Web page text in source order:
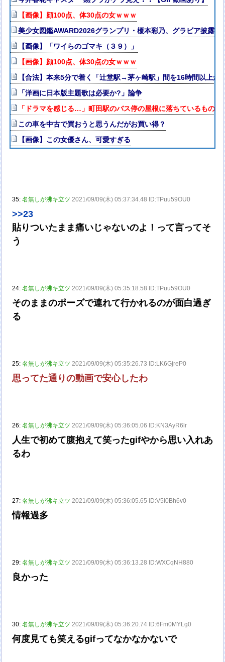
【画像】顔100点、体30点の女ｗｗｗ
美少女図鑑AWARD2026グランプリ・榎本彩乃、グラビア披露！
【画像】「ワイらのゴマキ（３９）」
【画像】顔100点、体30点の女ｗｗｗ
【合法】本来5分で着く「辻堂駅→茅ヶ崎駅」間を16時間以上か
「洋画に日本版主題歌は必要か?」論争
「ドラマを感じる…」町田駅のバス停の屋根に落ちているもの
この車を中古で買おうと思うんだがお買い得？
【画像】この女優さん、可愛すぎる
35:名無しが沸キ立ツ 2021/09/09(木) 05:37:34.48 ID:TPuu59OU0
>>23
貼りついたまま痛いじゃないのよ！って言ってそ
う
24:名無しが沸キ立ツ 2021/09/09(木) 05:35:18.58 ID:TPuu59OU0
そのままのポーズで連れて行かれるのが面白過ぎ
る
25:名無しが沸キ立ツ 2021/09/09(木) 05:35:26.73 ID:LK6GjreP0
思ってた通りの動画で安心したわ
26:名無しが沸キ立ツ 2021/09/09(木) 05:36:05.06 ID:KN3AyR6lr
人生で初めて腹抱えて笑ったgifやから思い入れあ
るわ
27:名無しが沸キ立ツ 2021/09/09(木) 05:36:05.65 ID:V5i0Bh6v0
情報過多
29:名無しが沸キ立ツ 2021/09/09(木) 05:36:13.28 ID:WXCqNH880
良かった
30:名無しが沸キ立ツ 2021/09/09(木) 05:36:20.74 ID:6Fm0MYLg0
何度見ても笑えるgifってなかなかないで